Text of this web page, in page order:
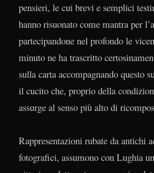
pensieri, le cui brevi e semplici
hanno risuonato come mantra per
partecipandone nel profondo le
minuto ne ha trascritto
sulla carta accompagnando questo
il cucito che, proprio della
assurge al senso più alto di
Rappresentazioni rubate da antichi
fotografici, assumono con Lughia